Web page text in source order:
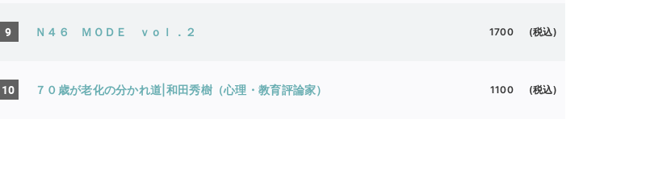
9 Ｎ４６ ＭＯＤＥ ｖｏｌ．２ 1700 (税込)
10 ７０歳が老化の分かれ道|和田秀樹（心理・教育評論家） 1100 (税込)